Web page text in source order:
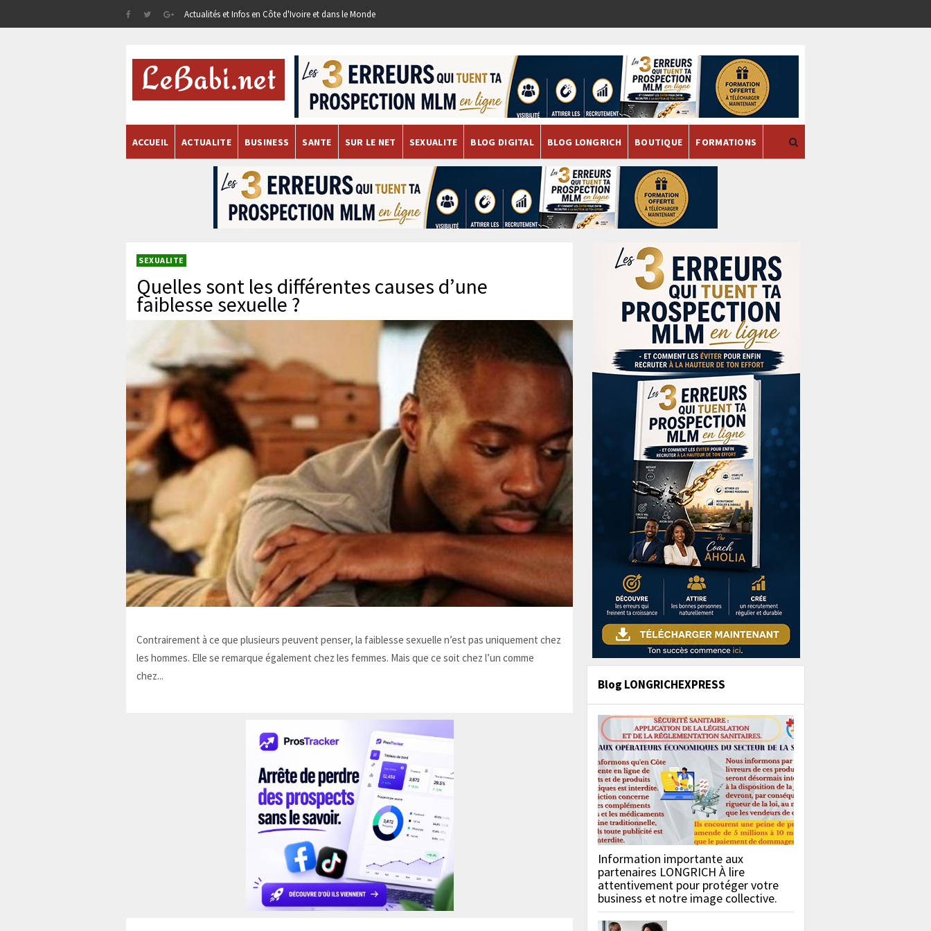
Actualités et Infos en Côte d'Ivoire et dans le Monde
ACCUEIL ACTUALITE BUSINESS SANTE SUR LE NET SEXUALITE BLOG DIGITAL BLOG LONGRICH BOUTIQUE FORMATIONS
SEXUALITE
Quelles sont les différentes causes d’une
faiblesse sexuelle ?
Contrairement à ce que plusieurs peuvent penser, la faiblesse sexuelle n’est pas uniquement chez
les hommes. Elle se remarque également chez les femmes. Mais que ce soit chez l’un comme
chez...
Blog LONGRICHEXPRESS
Information importante aux
partenaires LONGRICH À lire
attentivement pour protéger votre
business et notre image collective.